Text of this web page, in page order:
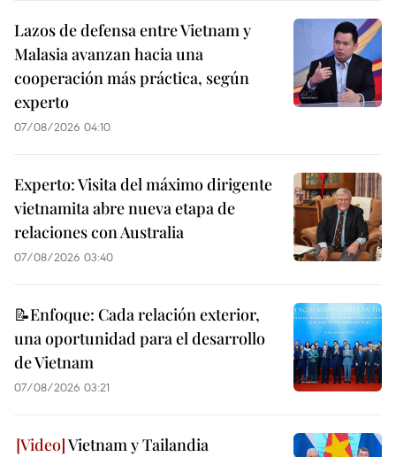
Lazos de defensa entre Vietnam y
Malasia avanzan hacia una
cooperación más práctica, según
experto
07/08/2026 04:10
Experto: Visita del máximo dirigente
vietnamita abre nueva etapa de
relaciones con Australia
07/08/2026 03:40
📝Enfoque: Cada relación exterior,
una oportunidad para el desarrollo
de Vietnam
07/08/2026 03:21
Vietnam y Tailandia